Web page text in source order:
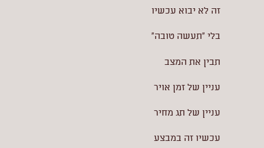
זה לא יבוא עכשיו
בלי "תעשה טובה"
תבין את המצב
עניין של זמן אויר
עניין של תג מחיר
עכשיו זה במבצע